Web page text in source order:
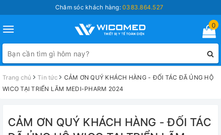
Chăm sóc khách hàng:0383.864.527
Toggle
navigation
0
Trang chủ Tin tức
CẢM ƠN QUÝ KHÁCH HÀNG - ĐỐI TÁC ĐÃ ỦNG HỘ
WICO TẠI TRIỂN LÃM MEDI-PHARM 2024
CẢM ƠN QUÝ KHÁCH HÀNG - ĐỐI TÁC